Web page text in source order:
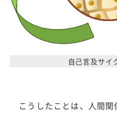
自己言及サイ
こうしたことは、人間関